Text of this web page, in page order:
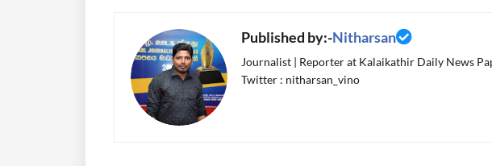
Published by:-Nitharsan
Journalist | Reporter at Kalaikathir Daily News
Twitter : nitharsan_vino